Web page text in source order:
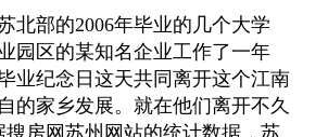
北部的2006年毕业的几个大学
园区的某知名企业工作了一年
业纪念日这天共同离开这个江南
的家乡发展。就在他们离开不久